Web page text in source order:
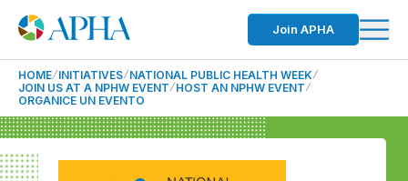
Join APHA
HOME INITIATIVES NATIONAL PUBLIC HEALTH WEEK
JOIN US AT A NPHW EVENT HOST AN NPHW EVENT
ORGANICE UN EVENTO